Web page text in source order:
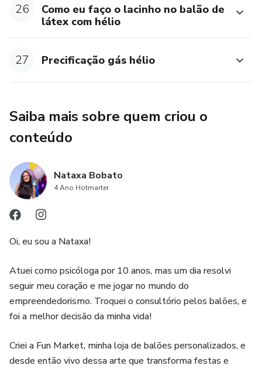
26
Como eu faço o lacinho no balão de
látex com hélio
27 Precificação gás hélio
Saiba mais sobre quem criou o
conteúdo
Nataxa Bobato
4 Ano Hotmarter
Oi, eu sou a Nataxa!
Atuei como psicóloga por 10 anos, mas um dia resolvi
seguir meu coração e me jogar no mundo do
empreendedorismo. Troquei o consultório pelos balões, e
foi a melhor decisão da minha vida!
Criei a Fun Market, minha loja de balões personalizados, e
desde então vivo dessa arte que transforma festas e